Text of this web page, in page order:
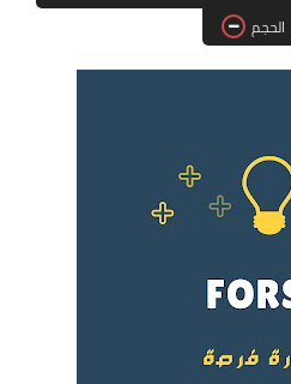
فرص عمل في اليمن
دورات تدريبية
الحجم